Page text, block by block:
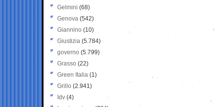
Gelmini (68)
Genova (542)
Giannino (10)
Giustizia (5.784)
governo (5.799)
Grasso (22)
Green Italia (1)
Grillo (2.941)
Idv (4)